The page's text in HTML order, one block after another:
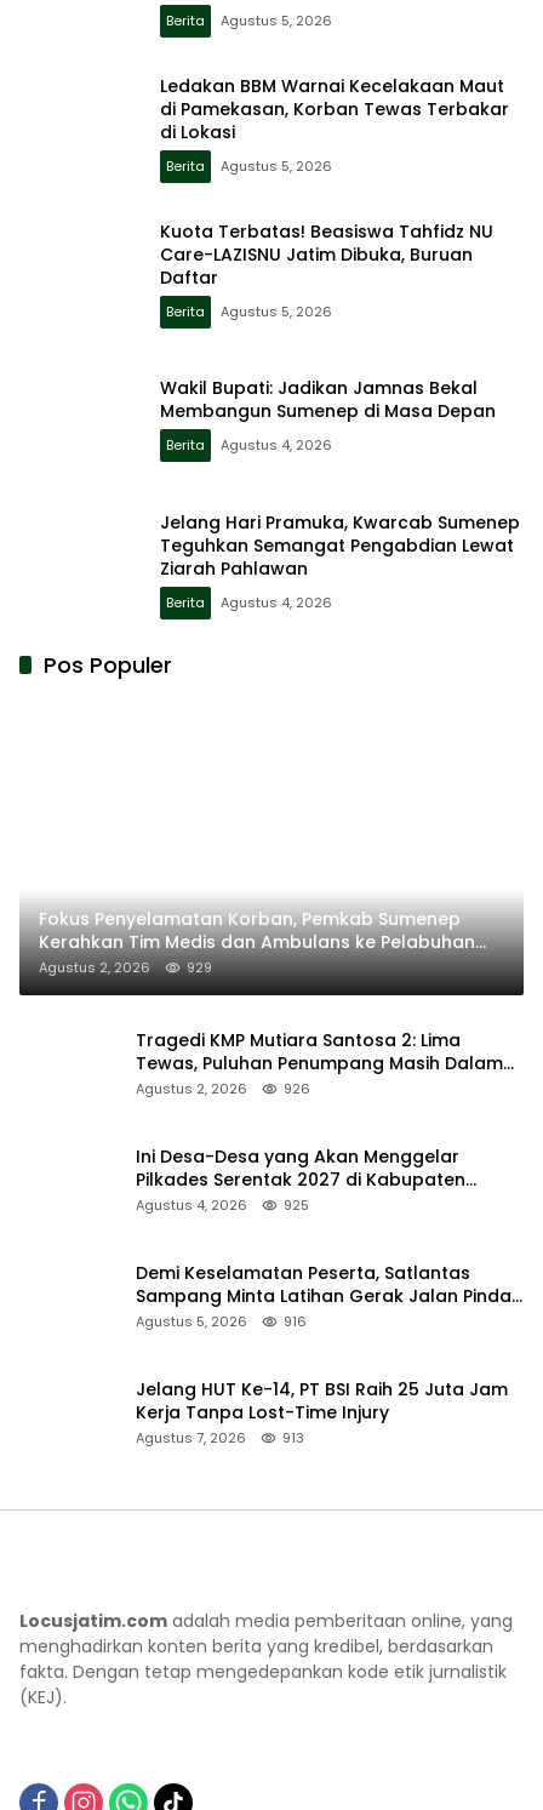
Berita Agustus 5, 2026
Ledakan BBM Warnai Kecelakaan Maut
di Pamekasan, Korban Tewas Terbakar
di Lokasi
Berita Agustus 5, 2026
Kuota Terbatas! Beasiswa Tahfidz NU
Care-LAZISNU Jatim Dibuka, Buruan
Daftar
Berita Agustus 5, 2026
Wakil Bupati: Jadikan Jamnas Bekal
Membangun Sumenep di Masa Depan
Berita Agustus 4, 2026
Jelang Hari Pramuka, Kwarcab Sumenep
Teguhkan Semangat Pengabdian Lewat
Ziarah Pahlawan
Berita Agustus 4, 2026
Pos Populer
Fokus Penyelamatan Korban, Pemkab Sumenep
Kerahkan Tim Medis dan Ambulans ke Pelabuhan
Kalianget
Agustus 2, 2026 929
Tragedi KMP Mutiara Santosa 2: Lima
Tewas, Puluhan Penumpang Masih Dalam
Pencarian
Agustus 2, 2026 926
Ini Desa-Desa yang Akan Menggelar
Pilkades Serentak 2027 di Kabupaten
Sumenep
Agustus 4, 2026 925
Demi Keselamatan Peserta, Satlantas
Sampang Minta Latihan Gerak Jalan Pindah
ke Lokasi Aman
Agustus 5, 2026 916
Jelang HUT Ke-14, PT BSI Raih 25 Juta Jam
Kerja Tanpa Lost-Time Injury
Agustus 7, 2026 913
Locusjatim.com adalah media pemberitaan online, yang
menghadirkan konten berita yang kredibel, berdasarkan
fakta. Dengan tetap mengedepankan kode etik jurnalistik
(KEJ).